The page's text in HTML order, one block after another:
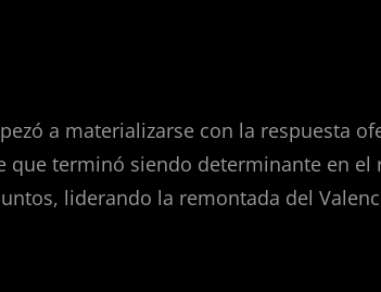
a materializarse con la respuesta
terminó siendo determinante en
liderando la remontada del